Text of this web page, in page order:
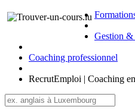
Gestion &
Coaching professionnel
RecrutEmploi | Coaching